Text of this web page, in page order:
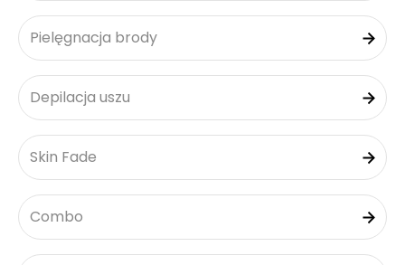
Pielęgnacja brody
Depilacja uszu
Skin Fade
Combo